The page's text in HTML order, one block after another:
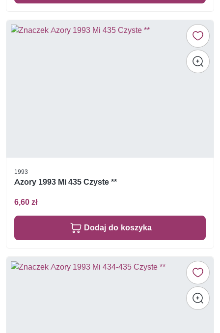
1993
Azory 1993 Mi 435 Czyste **
6,60 zł
Dodaj do koszyka